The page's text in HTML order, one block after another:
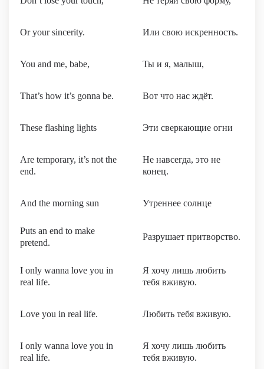
Or your sincerity. Или свою искренность.
You and me, babe, Ты и я, малыш,
That’s how it’s gonna be. Вот что нас ждёт.
These flashing lights Эти сверкающие огни
Are temporary, it’s not the
end.
Не навсегда, это не
конец.
And the morning sun Утреннее солнце
Puts an end to make
pretend.
Разрушает притворство.
I only wanna love you in
real life.
Я хочу лишь любить
тебя вживую.
Love you in real life. Любить тебя вживую.
I only wanna love you in
real life.
Я хочу лишь любить
тебя вживую.